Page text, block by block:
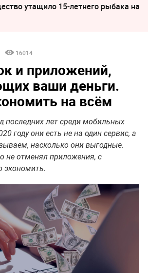
утащило 15-летнего рыбака на
16014
и приложений,
ваши деньги.
на всём
последних лет среди мобильных
году они есть не на один сервис, а
насколько они выгодные.
не отменял приложения, с